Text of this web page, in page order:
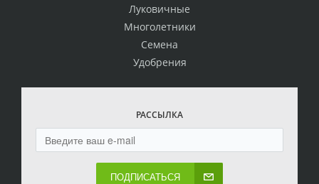
Луковичные
Многолетники
Семена
Удобрения
РАССЫЛКА
ПОДПИСАТЬСЯ